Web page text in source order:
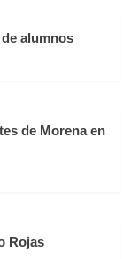
alumnos
de Morena en
Rojas